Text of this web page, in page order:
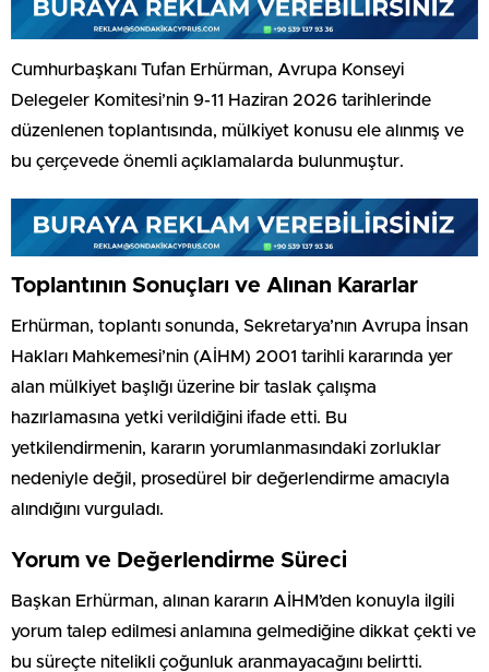
Cumhurbaşkanı Tufan Erhürman, Avrupa Konseyi
Delegeler Komitesi’nin 9-11 Haziran 2026 tarihlerinde
düzenlenen toplantısında, mülkiyet konusu ele alınmış ve
bu çerçevede önemli açıklamalarda bulunmuştur.
Toplantının Sonuçları ve Alınan Kararlar
Erhürman, toplantı sonunda, Sekretarya’nın Avrupa İnsan
Hakları Mahkemesi’nin (AİHM) 2001 tarihli kararında yer
alan mülkiyet başlığı üzerine bir taslak çalışma
hazırlamasına yetki verildiğini ifade etti. Bu
yetkilendirmenin, kararın yorumlanmasındaki zorluklar
nedeniyle değil, prosedürel bir değerlendirme amacıyla
alındığını vurguladı.
Yorum ve Değerlendirme Süreci
Başkan Erhürman, alınan kararın AİHM’den konuyla ilgili
yorum talep edilmesi anlamına gelmediğine dikkat çekti ve
bu süreçte nitelikli çoğunluk aranmayacağını belirtti.